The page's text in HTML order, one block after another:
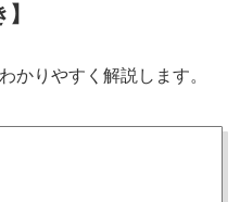
かりやすく解説します。